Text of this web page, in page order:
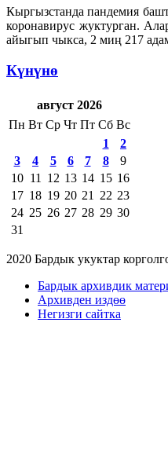
Кыргызстанда пандемия
коронавирус жуктурган.
айыгып чыкса, 2 миң 217
Күнүнө
август 2026
Пн Вт Ср Чт Пт Сб Вс
1
2
3
4 5 6 7 8
9
10 11 12 13 14 15 16
17 18 19 20 21 22 23
24 25 26 27 28 29 30
31
2020 Бардык укуктар
Бардык архивдик
Архивден издөө
Негизги сайтка